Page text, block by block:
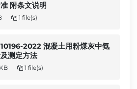
附条文说明
1 file(s)
2022 混凝土用粉煤灰中氨
测定方法
1 file(s)